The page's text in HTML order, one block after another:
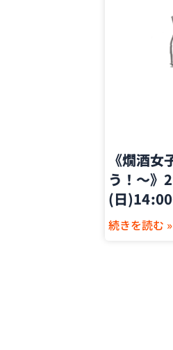
《燗酒
う！〜》
(日
続きを読む »